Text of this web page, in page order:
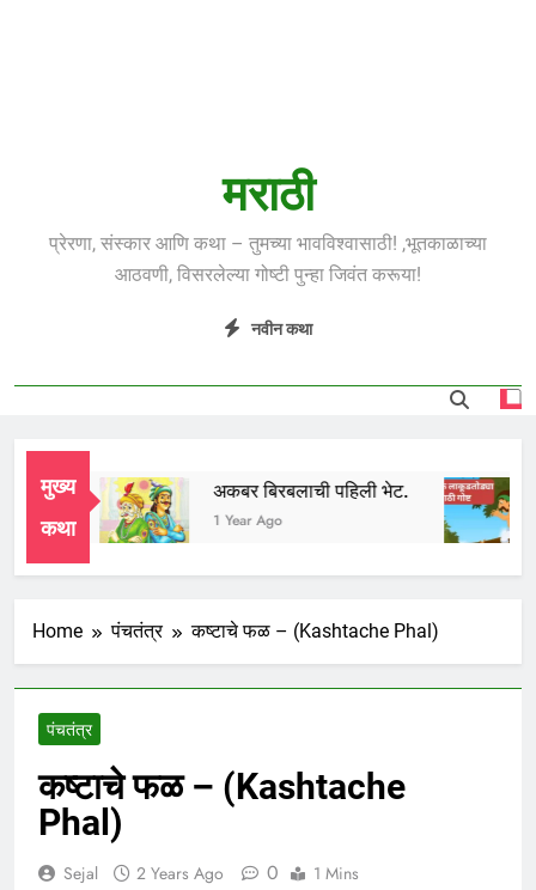
मराठी
प्रेरणा, संस्कार आणि कथा – तुमच्या भावविश्वासाठी! ,भूतकाळाच्या
आठवणी, विसरलेल्या गोष्टी पुन्हा जिवंत करूया!
नवीन कथा
मुख्य
कथा
Ago
अकबर बिरबलाची पहिली भेट.
1 Year Ago
Home पंचतंत्र कष्टाचे फळ – (Kashtache Phal)
पंचतंत्र
कष्टाचे फळ – (Kashtache
Phal)
Sejal 2 Years Ago 0 1 Mins